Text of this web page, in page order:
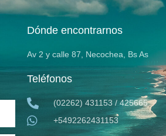
Dónde encontrarnos
Av 2 y calle 87, Necochea, Bs As
Teléfonos
(02262) 431153 / 425665
+5492262431153